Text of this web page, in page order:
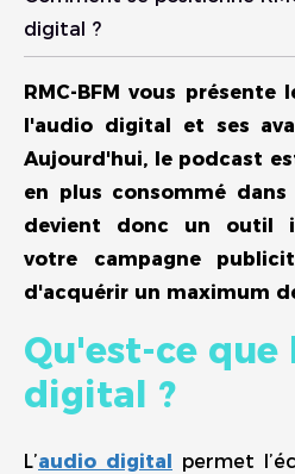
digital ?
RMC-BFM vous
l'audio digital et ses
Aujourd'hui, le podcast
en plus consommé
devient donc un outil
votre campagne
d'acquérir un maximum
Qu'est-ce
digital ?
L’audio digital permet